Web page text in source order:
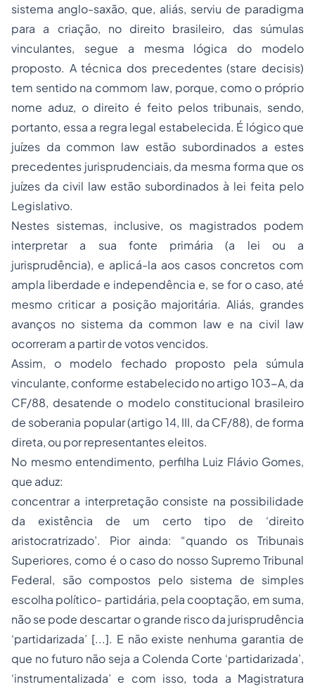
sistema anglo-saxão, que, aliás, serviu de paradigma
para a criação, no direito brasileiro, das súmulas
vinculantes, segue a mesma lógica do modelo
proposto. A técnica dos precedentes (stare decisis)
tem sentido na commom law, porque, como o próprio
nome aduz, o direito é feito pelos tribunais, sendo,
portanto, essa a regra legal estabelecida. É lógico que
juízes da common law estão subordinados a estes
precedentes jurisprudenciais, da mesma forma que os
juízes da civil law estão subordinados à lei feita pelo
Legislativo.
Nestes sistemas, inclusive, os magistrados podem
interpretar a sua fonte primária (a lei ou a
jurisprudência), e aplicá-la aos casos concretos com
ampla liberdade e independência e, se for o caso, até
mesmo criticar a posição majoritária. Aliás, grandes
avanços no sistema da common lawe na civil law
ocorreram a partir de votos vencidos.
Assim, o modelo fechado proposto pela súmula
vinculante, conforme estabelecido no artigo 103-A, da
CF/88, desatende o modelo constitucional brasileiro
de soberania popular (artigo 14, III, da CF/88), de forma
direta, ou por representantes eleitos.
No mesmo entendimento, perfilha Luiz Flávio Gomes,
que aduz:
concentrar a interpretação consiste na possibilidade
da existência de um certo tipo de ‘direito
aristocratrizado’. Pior ainda: “quando os Tribunais
Superiores, como é o caso do nosso Supremo Tribunal
Federal, são compostos pelo sistema de simples
escolha político- partidária, pela cooptação, em suma,
não se pode descartar o grande risco da jurisprudência
‘partidarizada’ [...]. E não existe nenhuma garantia de
que no futuro não seja a Colenda Corte ‘partidarizada’,
‘instrumentalizada’ e com isso, toda a Magistratura